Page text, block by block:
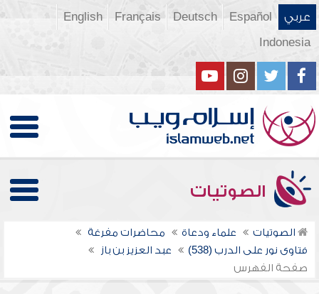
عربي Español
Deutsch
Français
English
Indonesia
الصوتيات
الصوتيات علماء ودعاة
محاضرات مفرغة
فتاوى نور على الدرب (538)
عبد العزيز بن باز
صفحة الفهرس